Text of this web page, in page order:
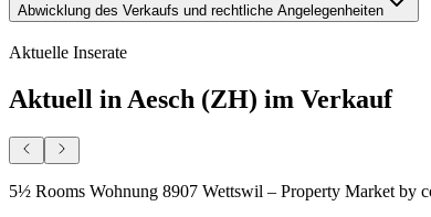
Abwicklung des Verkaufs und rechtliche Angelegenheiten
Aktuelle Inserate
Aktuell in Aesch (ZH) im Verkauf
5½ Rooms Wohnung 8907 Wettswil – Property Market by